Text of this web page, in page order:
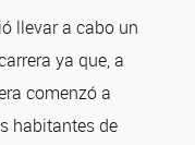
llevar a cabo un
ya que, a
comenzó a
habitantes de